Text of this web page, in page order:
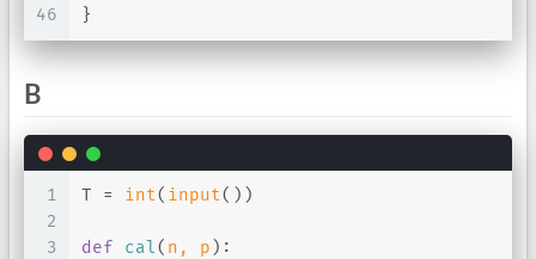
46
}
B
1
2
3
T = int( input())
def cal( n, p ):